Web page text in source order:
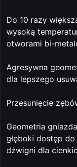
Do 10 razy
wysoką
otworami bi-
Agresywna
dla lepszego
Przesunięcie
Geometria
głęboki dostęp
dźwigni dla